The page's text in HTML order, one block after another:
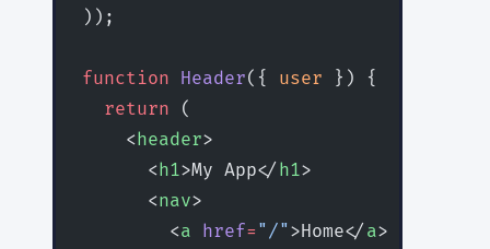
));
function Header({ user }) {
  return
(
    <
header>
      <
h1>My App</ h1>
      <
nav>
        <
a href= "/" >Home</ a>